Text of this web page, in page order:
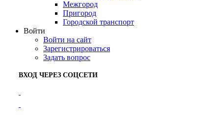
Межгород
Пригород
Городской транспорт
Войти
Войти на сайт
Зарегистрироваться
Задать вопрос
ВХОД ЧЕРЕЗ СОЦСЕТИ